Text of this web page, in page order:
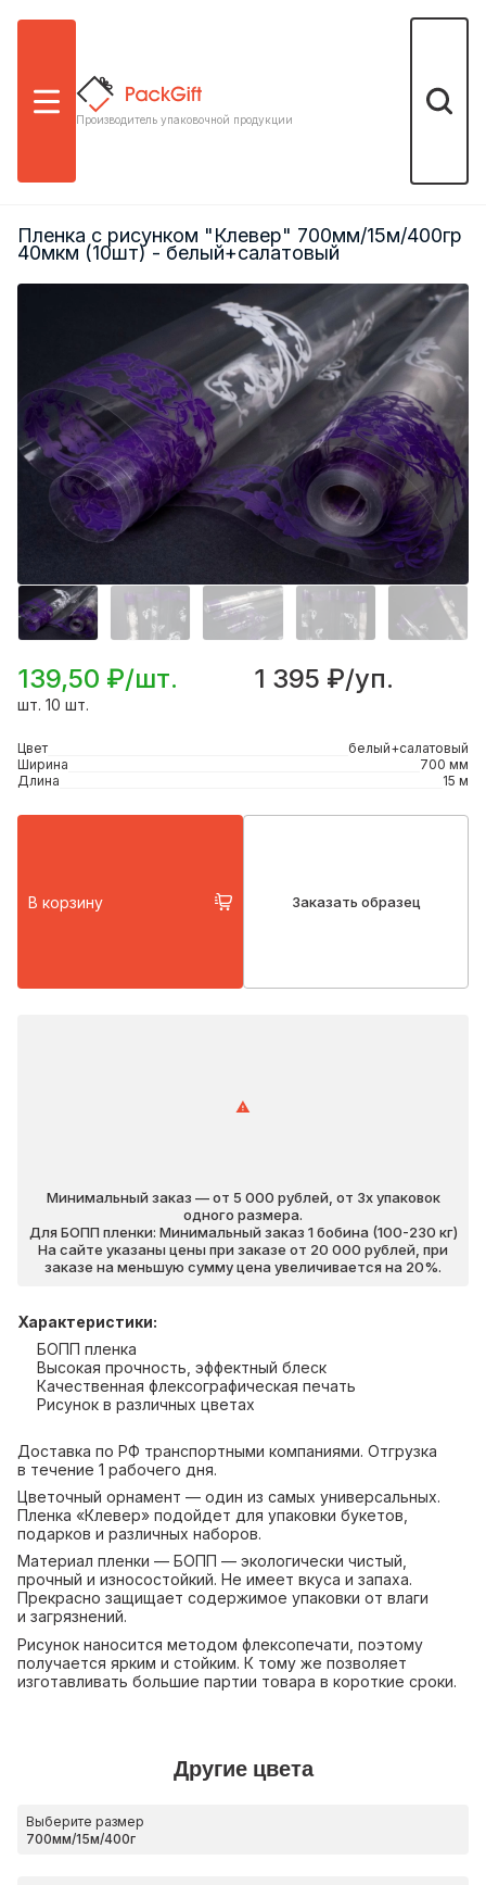
Меню
Производитель упаковочной продукции
Поиск
Пленка с рисунком "Клевер" 700мм/15м/400гр
40мкм (10шт) - белый+салатовый
139,50 ₽/шт. 1 395 ₽/уп.
шт. 10 шт.
Цвет
белый+салатовый
Ширина
700 мм
Длина
15 м
В корзину Заказать образец
Минимальный заказ — от 5 000 рублей, от 3х упаковок
одного размера.
Для БОПП пленки: Минимальный заказ 1 бобина (100-230 кг)
На сайте указаны цены при заказе от 20 000 рублей, при
заказе на меньшую сумму цена увеличивается на 20%.
Характеристики:
БОПП пленка
Высокая прочность, эффектный блеск
Качественная флексографическая печать
Рисунок в различных цветах
Доставка по РФ транспортными компаниями. Отгрузка
в течение 1 рабочего дня.
Цветочный орнамент — один из самых универсальных.
Пленка «Клевер» подойдет для упаковки букетов,
подарков и различных наборов.
Материал пленки — БОПП — экологически чистый,
прочный и износостойкий. Не имеет вкуса и запаха.
Прекрасно защищает содержимое упаковки от влаги
и загрязнений.
Рисунок наносится методом флексопечати, поэтому
получается ярким и стойким. К тому же позволяет
изготавливать большие партии товара в короткие сроки.
Другие цвета
Выберите размер